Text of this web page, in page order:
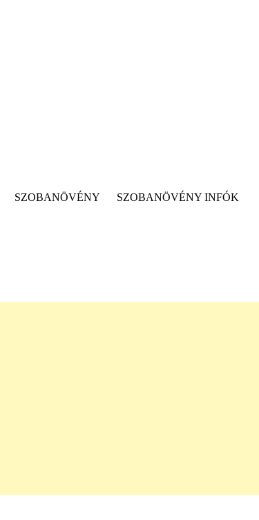
SZOBANÖVÉNY SZOBANÖVÉNY INFÓK